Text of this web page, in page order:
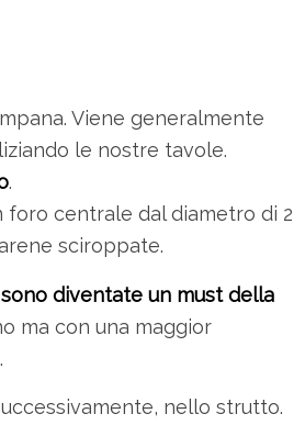
Viene generalmente
le nostre tavole.
.
foro centrale dal diametro di 2
sciroppate.
diventate un must della
ma con una maggior
nello strutto.